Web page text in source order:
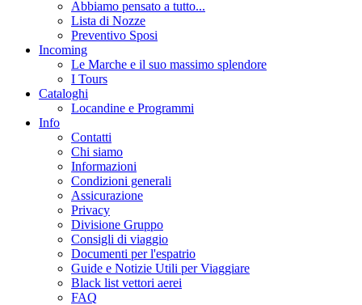
Abbiamo pensato a tutto...
Lista di Nozze
Preventivo Sposi
Incoming
Le Marche e il suo massimo splendore
I Tours
Cataloghi
Locandine e Programmi
Info
Contatti
Chi siamo
Informazioni
Condizioni generali
Assicurazione
Privacy
Divisione Gruppo
Consigli di viaggio
Documenti per l'espatrio
Guide e Notizie Utili per Viaggiare
Black list vettori aerei
FAQ